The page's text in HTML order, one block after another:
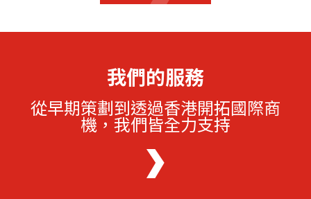
我們的服務
從早期策劃到透過香港開拓國際商
機，我們皆全力支持